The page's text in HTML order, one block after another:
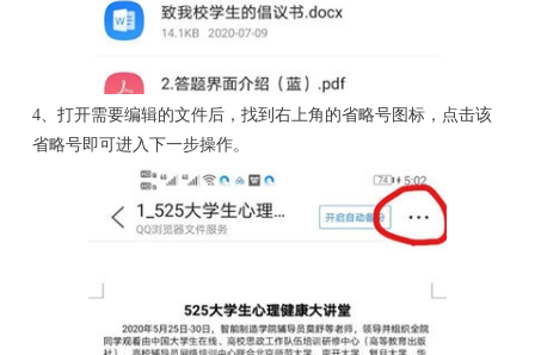
4、打开需要编辑的文件后，找到右上角的省略号图标，点击该
省略号即可进入下一步操作。